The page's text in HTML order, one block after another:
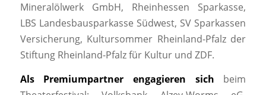
Mineralölwerk GmbH, Rheinhessen Sparkasse,
LBS Landesbausparkasse Südwest, SV Sparkassen
Versicherung, Kultursommer Rheinland-Pfalz der
Stiftung Rheinland-Pfalz für Kultur und ZDF.
Als Premiumpartner engagieren sich beim